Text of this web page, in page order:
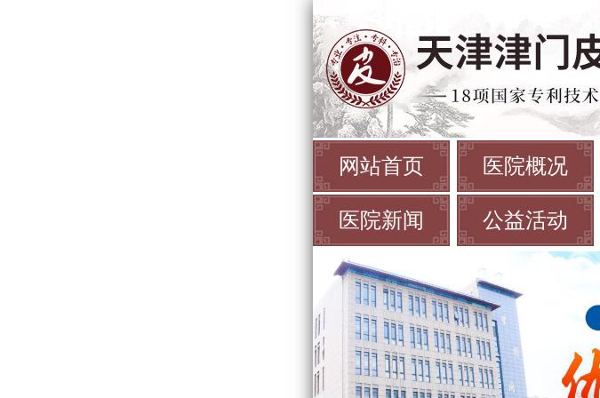
网站首页 医院概况
医院新闻 公益活动